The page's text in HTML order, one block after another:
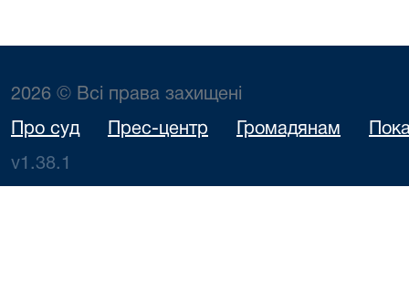
2026 © Всі права захищені
Про суд Прес-центр Громадянам
v1.38.1